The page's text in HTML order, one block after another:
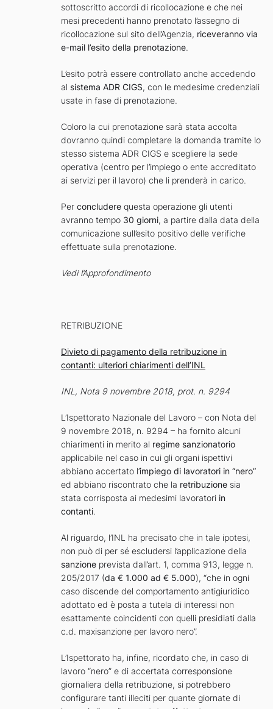
sottoscritto accordi di ricollocazione e che nei
mesi precedenti hanno prenotato l’assegno di
ricollocazione sul sito dell’Agenzia, riceveranno via
e-mail l’esito della prenotazione.
L’esito potrà essere controllato anche accedendo
al sistema ADR CIGS, con le medesime credenziali
usate in fase di prenotazione.
Coloro la cui prenotazione sarà stata accolta
dovranno quindi completare la domanda tramite lo
stesso sistema ADR CIGS e scegliere la sede
operativa (centro per l’impiego o ente accreditato
ai servizi per il lavoro) che li prenderà in carico.
Per concludere questa operazione gli utenti
avranno tempo 30 giorni, a partire dalla data della
comunicazione sull’esito positivo delle verifiche
effettuate sulla prenotazione.
Vedi l’Approfondimento
RETRIBUZIONE
Divieto di pagamento della retribuzione in
contanti: ulteriori chiarimenti dell’INL
INL, Nota 9 novembre 2018, prot. n. 9294
L’Ispettorato Nazionale del Lavoro – con Nota del
9 novembre 2018, n. 9294 – ha fornito alcuni
chiarimenti in merito al regime sanzionatorio
applicabile nel caso in cui gli organi ispettivi
abbiano accertato l’impiego di lavoratori in “nero”
ed abbiano riscontrato che la retribuzione sia
stata corrisposta ai medesimi lavoratori in
contanti.
Al riguardo, l’INL ha precisato che in tale ipotesi,
non può di per sé escludersi l’applicazione della
sanzione prevista dall’art. 1, comma 913, legge n.
205/2017 (da € 1.000 ad € 5.000), “che in ogni
caso discende del comportamento antigiuridico
adottato ed è posta a tutela di interessi non
esattamente coincidenti con quelli presidiati dalla
c.d. maxisanzione per lavoro nero”.
L’Ispettorato ha, infine, ricordato che, in caso di
lavoro “nero” e di accertata corresponsione
giornaliera della retribuzione, si potrebbero
configurare tanti illeciti per quante giornate di